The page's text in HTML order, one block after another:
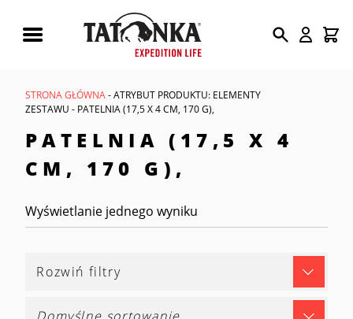
STRONA GŁÓWNA- ATRYBUT PRODUKTU: ELEMENTY
ZESTAWU - PATELNIA (17,5 X 4 CM, 170 G),
PATELNIA (17,5 X 4
CM, 170 G),
Wyświetlanie jednego wyniku
Rozwiń filtry